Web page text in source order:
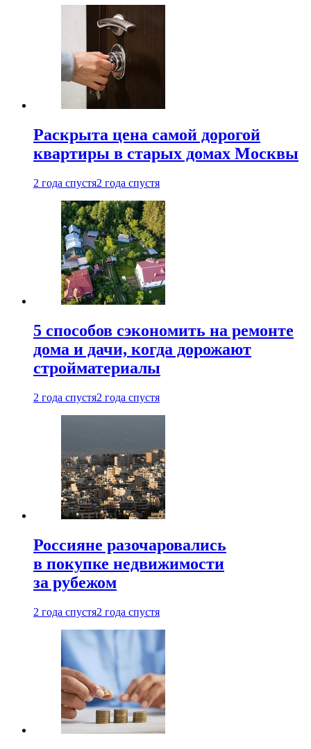
Раскрыта цена самой дорогой
квартиры в старых домах Москвы
2 года спустя2 года спустя
5 способов сэкономить на ремонте
дома и дачи, когда дорожают
стройматериалы
2 года спустя2 года спустя
Россияне разочаровались
в покупке недвижимости
за рубежом
2 года спустя2 года спустя